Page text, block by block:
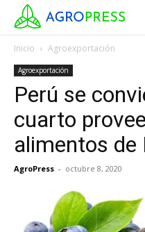
Inicio Agroexportación
Agroexportación
Perú se
cuarto
alimentos de
AgroPress - octubre 8, 2020